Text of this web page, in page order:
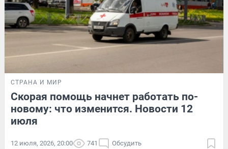
СТРАНА И МИР
Скорая помощь начнет работать по-
новому: что изменится. Новости 12
июля
12 июля, 2026, 20:00 741 Обсудить